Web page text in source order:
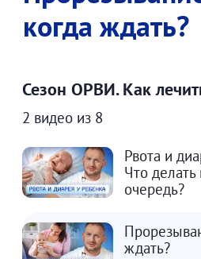
когда ждать?
Сезон ОРВИ. Как
2 видео из 8
Рвота и
Что
очередь?
ждать?